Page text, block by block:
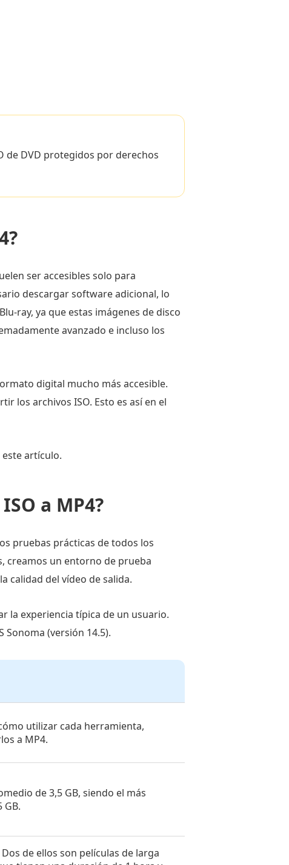
de DVD protegidos por derechos
ser accesibles solo para
descargar software adicional, lo
ray, ya que estas imágenes de disco
avanzado e incluso los
digital mucho más accesible.
los archivos ISO. Esto es así en el
artículo.
a MP4?
pruebas prácticas de todos los
creamos un entorno de prueba
calidad del vídeo de salida.
la experiencia típica de un usuario.
Sonoma (versión 14.5).
utilizar cada herramienta,
a MP4.
de 3,5 GB, siendo el más
GB.
de ellos son películas de larga